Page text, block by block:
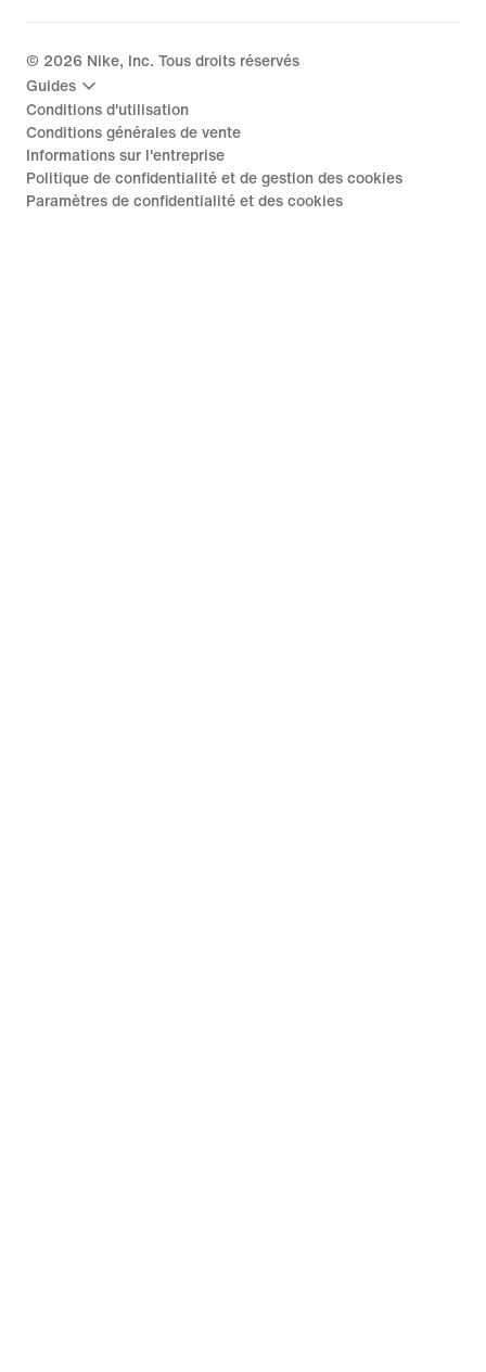
© 2026 Nike, Inc. Tous droits réservés
Guides
Conditions d'utilisation
Conditions générales de vente
Informations sur l'entreprise
Politique de confidentialité et de gestion des cookies
Paramètres de confidentialité et des cookies